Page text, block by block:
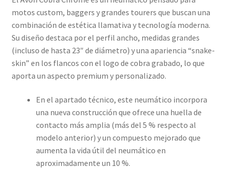
motos custom, baggers y grandes tourers que buscan una
combinación de estética llamativa y tecnología moderna.
Su diseño destaca por el perfil ancho, medidas grandes
(incluso de hasta 23″ de diámetro) y una apariencia “snake-
skin” en los flancos con el logo de cobra grabado, lo que
aporta un aspecto premium y personalizado.
En el apartado técnico, este neumático incorpora
una nueva construcción que ofrece una huella de
contacto más amplia (más del 5 % respecto al
modelo anterior) y un compuesto mejorado que
aumenta la vida útil del neumático en
aproximadamente un 10 %.